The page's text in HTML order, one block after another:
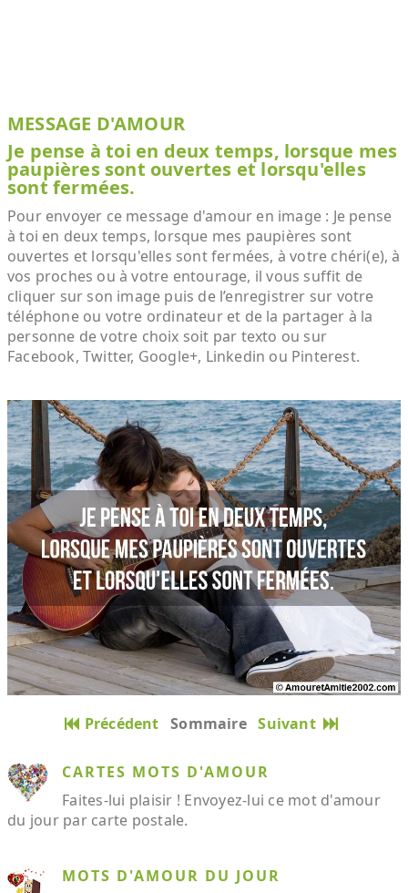
MESSAGE D'AMOUR
Je pense à toi en deux temps, lorsque mes
paupières sont ouvertes et lorsqu'elles
sont fermées.
Pour envoyer ce message d'amour en image : Je pense
à toi en deux temps, lorsque mes paupières sont
ouvertes et lorsqu'elles sont fermées, à votre chéri(e), à
vos proches ou à votre entourage, il vous suffit de
cliquer sur son image puis de l’enregistrer sur votre
téléphone ou votre ordinateur et de la partager à la
personne de votre choix soit par texto ou sur
Facebook, Twitter, Google+, Linkedin ou Pinterest.
Précédent Sommaire Suivant
CARTES MOTS D'AMOUR
Faites-lui plaisir ! Envoyez-lui ce mot d'amour
du jour par carte postale.
MOTS D'AMOUR DU JOUR